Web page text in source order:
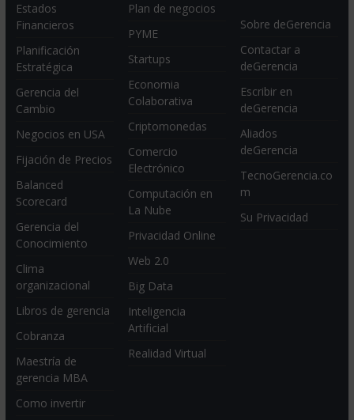
Estados
Financieros
Planificación
Estratégica
Gerencia del
Cambio
Negocios en USA
Fijación de Precios
Balanced
Scorecard
Gerencia del
Conocimiento
Clima
organizacional
Libros de gerencia
Cobranza
Maestría de
gerencia MBA
Como invertir
Plan de negocios
PYME
Startups
Economia
Colaborativa
Criptomonedas
Comercio
Electrónico
Computación en
La Nube
Privacidad Online
Web 2.0
Big Data
Inteligencia
Artificial
Realidad Virtual
Sobre deGerencia
Contactar a
deGerencia
Escribir en
deGerencia
Aliados
deGerencia
TecnoGerencia.co
m
Su Privacidad